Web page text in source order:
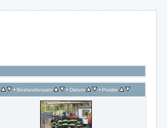
• Bestandsnaam • Datum • Positie